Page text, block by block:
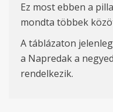
Ez most ebben a
mondta többek
A táblázaton
a Napredak a
rendelkezik.